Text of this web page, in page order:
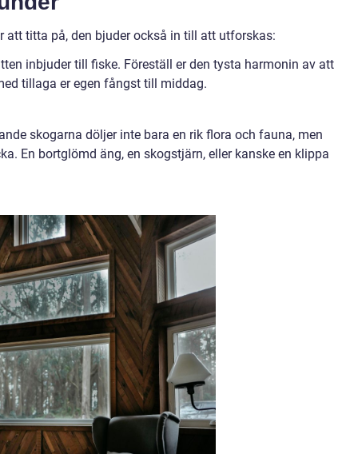
att titta på, den bjuder också in till att utforskas:
inbjuder till fiske. Föreställ er den tysta harmonin av att
tillaga er egen fångst till middag.
skogarna döljer inte bara en rik flora och fauna, men
En bortglömd äng, en skogstjärn, eller kanske en klippa